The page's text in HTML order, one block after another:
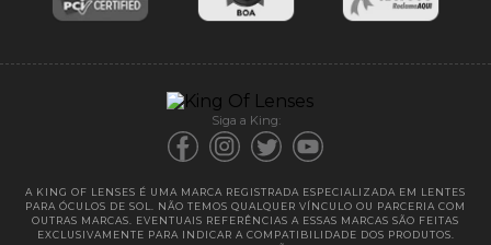
Siga a King:
A KING OF LENSES É UMA MARCA REGISTRADA ESPECIALIZADA EM LENTES
PARA ÓCULOS DE SOL. NÃO TEMOS QUALQUER VÍNCULO OU PARCERIA COM
OUTRAS MARCAS. EVENTUAIS REFERÊNCIAS A ESSAS MARCAS SÃO FEITAS
EXCLUSIVAMENTE PARA INDICAR A COMPATIBILIDADE DOS PRODUTOS.